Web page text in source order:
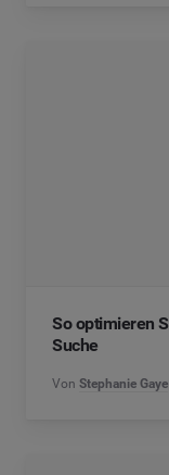
So optimieren
Suche
Von Stephanie Gaye